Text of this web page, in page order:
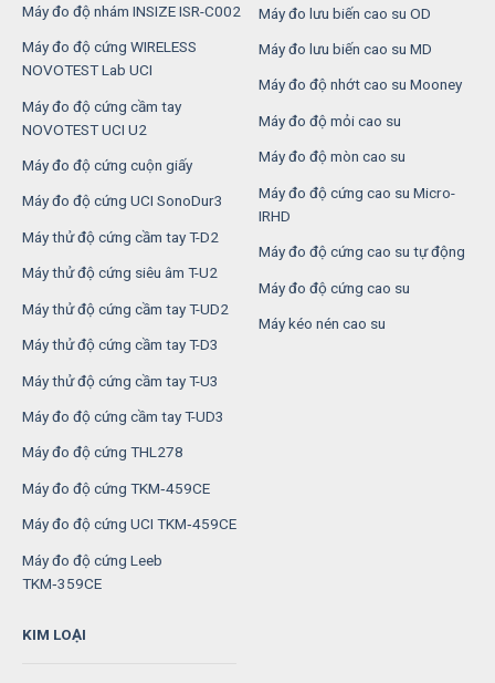
Máy đo độ nhám INSIZE ISR-C002
Máy đo độ cứng WIRELESS
NOVOTEST Lab UCI
Máy đo độ cứng cầm tay
NOVOTEST UCI U2
Máy đo độ cứng cuộn giấy
Máy đo độ cứng UCI SonoDur3
Máy thử độ cứng cầm tay T-D2
Máy thử độ cứng siêu âm T-U2
Máy thử độ cứng cầm tay T-UD2
Máy thử độ cứng cầm tay T-D3
Máy thử độ cứng cầm tay T-U3
Máy đo độ cứng cầm tay T-UD3
Máy đo độ cứng THL278
Máy đo độ cứng TKM‑459CE
Máy đo độ cứng UCI TKM‑459CE
Máy đo độ cứng Leeb
TKM‑359CE
Máy đo lưu biến cao su OD
Máy đo lưu biến cao su MD
Máy đo độ nhớt cao su Mooney
Máy đo độ mỏi cao su
Máy đo độ mòn cao su
Máy đo độ cứng cao su Micro-
IRHD
Máy đo độ cứng cao su tự động
Máy đo độ cứng cao su
Máy kéo nén cao su
KIM LOẠI